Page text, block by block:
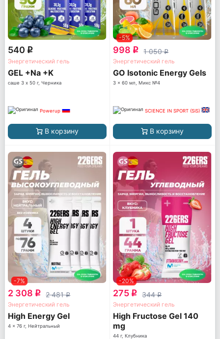
540 q
Энергетический гель
GEL +Na +K
саше 3 x 50 г, Черника
Powerup
В корзину
-5%
998 q 1 050q
Энергетический гель
GO Isotonic Energy Gels
3 x 60 мл, Микс №4
SCIENCE IN SPORT (SiS)
В корзину
-7%
2 308 q 2 481q
Энергетический гель
High Energy Gel
4 x 76 г, Нейтральный
-20%
275 q 344q
Энергетический гель
High Fructose Gel 140
mg
44 г, Клубника